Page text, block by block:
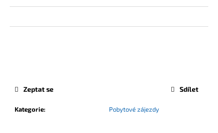
Kategorie: Pobytové zájezdy
Zeptat se Sdílet